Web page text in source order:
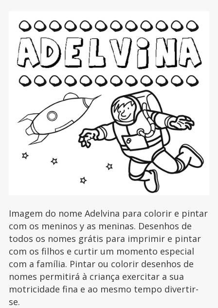
Imagem do nome Adelvina para colorir e pintar
com os meninos y as meninas. Desenhos de
todos os nomes grátis para imprimir e pintar
com os filhos e curtir um momento especial
com a família. Pintar ou colorir desenhos de
nomes permitirá à criança exercitar a sua
motricidade fina e ao mesmo tempo divertir-
se.